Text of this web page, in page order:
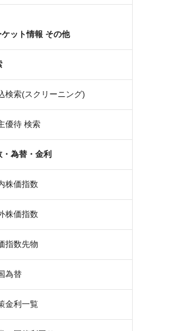
ケット情報 その他
検索(スクリーニング)
優待 検索
・為替・金利
株価指数
株価指数
指数先物
為替
金利一覧